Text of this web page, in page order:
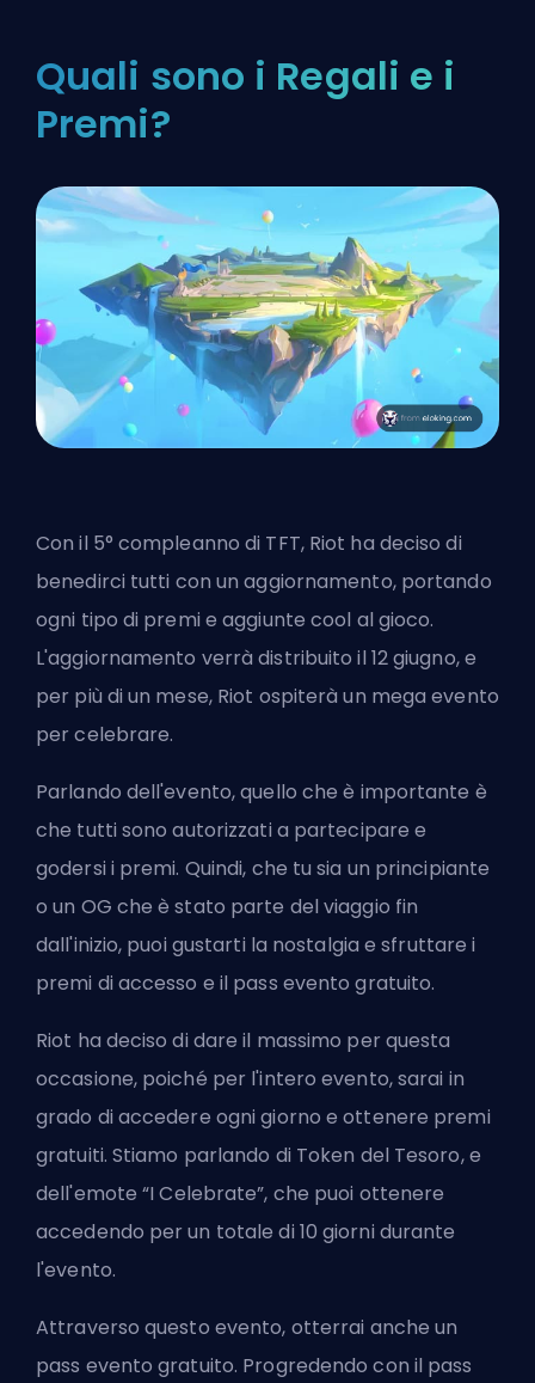
Quali sono i Regali e i
Premi?
Con il 5° compleanno di TFT, Riot ha deciso di
benedirci tutti con un aggiornamento, portando
ogni tipo di premi e aggiunte cool al gioco.
L'aggiornamento verrà distribuito il 12 giugno, e
per più di un mese, Riot ospiterà un mega evento
per celebrare.
Parlando dell'evento, quello che è importante è
che tutti sono autorizzati a partecipare e
godersi i premi. Quindi, che tu sia un principiante
o un OG che è stato parte del viaggio fin
dall'inizio, puoi gustarti la nostalgia e sfruttare i
premi di accesso e il pass evento gratuito.
Riot ha deciso di dare il massimo per questa
occasione, poiché per l'intero evento, sarai in
grado di accedere ogni giorno e ottenere premi
gratuiti. Stiamo parlando di Token del Tesoro, e
dell'emote “I Celebrate”, che puoi ottenere
accedendo per un totale di 10 giorni durante
l'evento.
Attraverso questo evento, otterrai anche un
pass evento gratuito. Progredendo con il pass